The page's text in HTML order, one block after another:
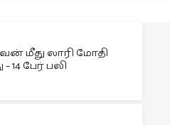
மீது லாரி மோதி
14 பேர் பலி